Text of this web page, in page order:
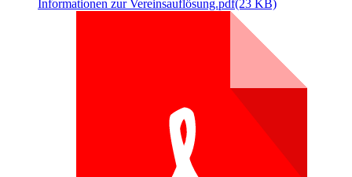
Informationen zur Vereinsauflösung.pdf(23 KB)